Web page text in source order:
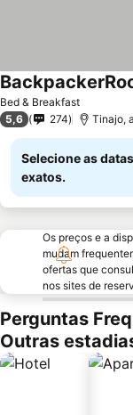
Bed & Breakfast
5,6 274 Tinajo,
Selecione as
exatos.
Os preços e a
mudam
ofertas que
nos sites de
Perguntas
Outras